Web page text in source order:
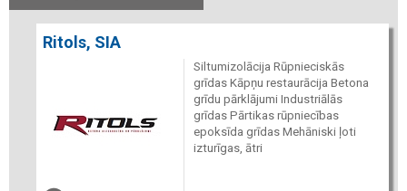
Ritols, SIA
Siltumizolācija Rūpnieciskās
grīdas Kāpņu restaurācija Betona
grīdu pārklājumi Industriālās
grīdas Pārtikas rūpniecības
epoksīda grīdas Mehāniski ļoti
izturīgas, ātri